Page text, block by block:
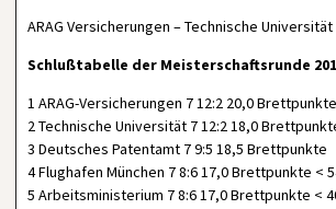
ARAG Versicherungen – Technische Universität
Schlußtabelle der Meisterschaftsrunde
1 ARAG-Versicherungen 7 12:2 20,0 Brettpunkte
2 Technische Universität 7 12:2 18,0
3 Deutsches Patentamt 7 9:5 18,5 Brettpunkte
4 Flughafen München 7 8:6 17,0 Brettpunkte <
5 Arbeitsministerium 7 8:6 17,0 Brettpunkte <